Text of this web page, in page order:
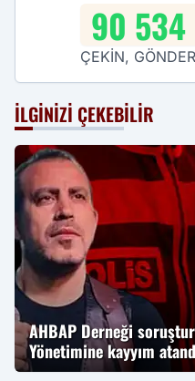
90 534
ÇEKİN,
İLGINIZI ÇEKEBILIR
AHBAP Derneği
Yönetimine kayyım